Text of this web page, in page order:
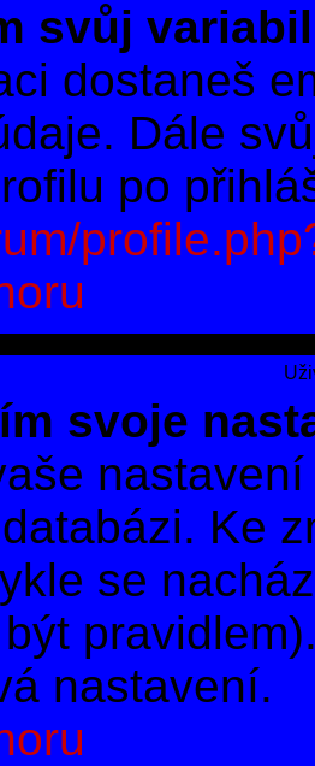
svůj
dostaneš
Dále
po
svoje
Ke
se
nastavení.